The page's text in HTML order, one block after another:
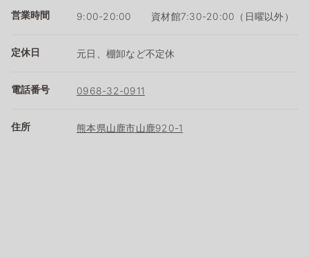
営業時間 9:00-20:00 資材館7:30-20:00（日曜以外）
定休日 元日、棚卸など不定休
電話番号 0968-32-0911
住所 熊本県山鹿市山鹿920-1